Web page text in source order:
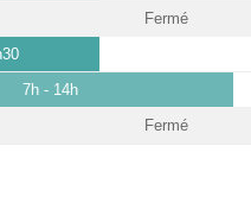
Fermé
7h - 14h
Fermé